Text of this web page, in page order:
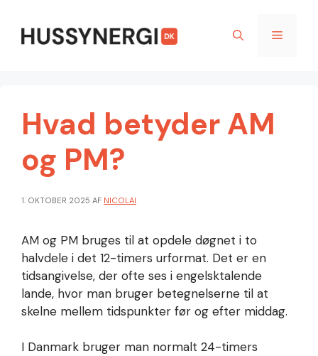
indhold
Menu
Hvad betyder AM
og PM?
1. OKTOBER 2025 AF NICOLAI
AM og PM bruges til at opdele døgnet i to
halvdele i det 12-timers urformat. Det er en
tidsangivelse, der ofte ses i engelsktalende
lande, hvor man bruger betegnelserne til at
skelne mellem tidspunkter før og efter middag.
I Danmark bruger man normalt 24-timers